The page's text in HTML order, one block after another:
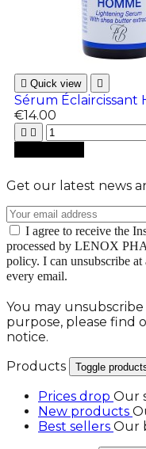
 Quick view 
Sérum Éclaircissant
€14.00
 
Get our latest news
I agree to receive the
processed by LENOX
policy. I can unsubscribe
every email.
You may
purpose, please find
notice.
Products
Toggle
Prices drop Our
New products
Best sellers Our